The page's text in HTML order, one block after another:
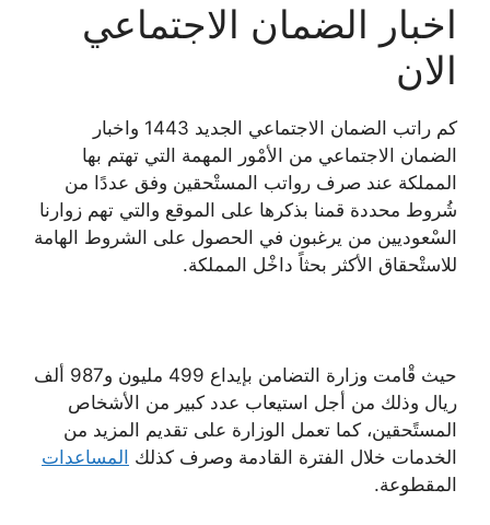
اخبار الضمان الاجتماعي
الان
كم راتب الضمان الاجتماعي الجديد 1443 واخبار
الضمان الاجتماعي من الأمْور المهمة التي تهتم بها
المملكة عند صرف رواتب المستْحقين وفق عددًا من
شُروط محددة قمنا بذكرها على الموقع والتي تهم زوارنا
السْعوديين من يرغبون في الحصول على الشروط الهامة
للاستْحقاق الأكثر بحثاً داخْل المملكة.
حيث قْامت وزارة التضامن بإيداع 499 مليون و987 ألف
ريال وذلك من أجل استيعاب عدد كبير من الأشخاص
المستًحقين، كما تعمل الوزارة على تقديم المزيد من
الخدمات خلال الفترة القادمة وصرف كذلك المساعدات
المقطوعة.